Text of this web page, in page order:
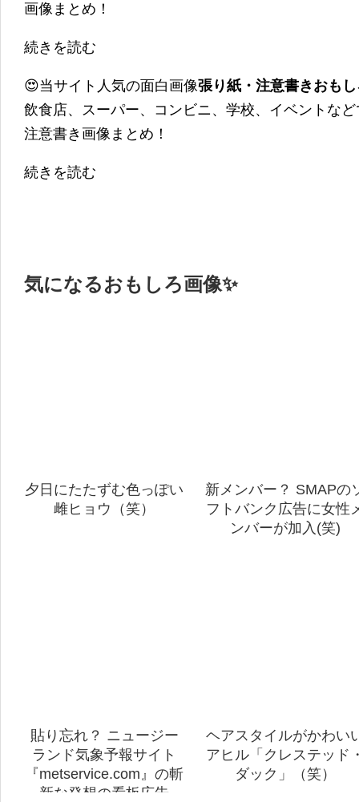
画像まとめ！
続きを読む
😍当サイト人気の面白画像張り紙・注意書きおも
飲食店、スーパー、コンビニ、学校、イベントな
注意書き画像まとめ！
続きを読む
気になるおもしろ画像✨
夕日にたたずむ色っぽい
雌ヒョウ（笑）
新メンバー？ SMAPの
フトバンク広告に女性
ンバーが加入(笑)
貼り忘れ？ ニュージー
ランド気象予報サイト
『metservice.com』の斬
新な発想の看板広告
ヘアスタイルがかわい
アヒル「クレステッド
ダック」（笑）